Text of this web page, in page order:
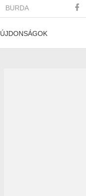
BURDA
ÚJDONSÁGOK